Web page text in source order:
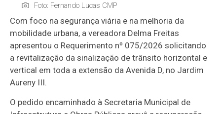
Foto: Fernando Lucas CMP
Com foco na segurança viária e na melhoria da
mobilidade urbana, a vereadora Delma Freitas
apresentou o Requerimento nº 075/2026 solicitando
a revitalização da sinalização de trânsito horizontal e
vertical em toda a extensão da Avenida D, no Jardim
Aureny III.
O pedido encaminhado à Secretaria Municipal de